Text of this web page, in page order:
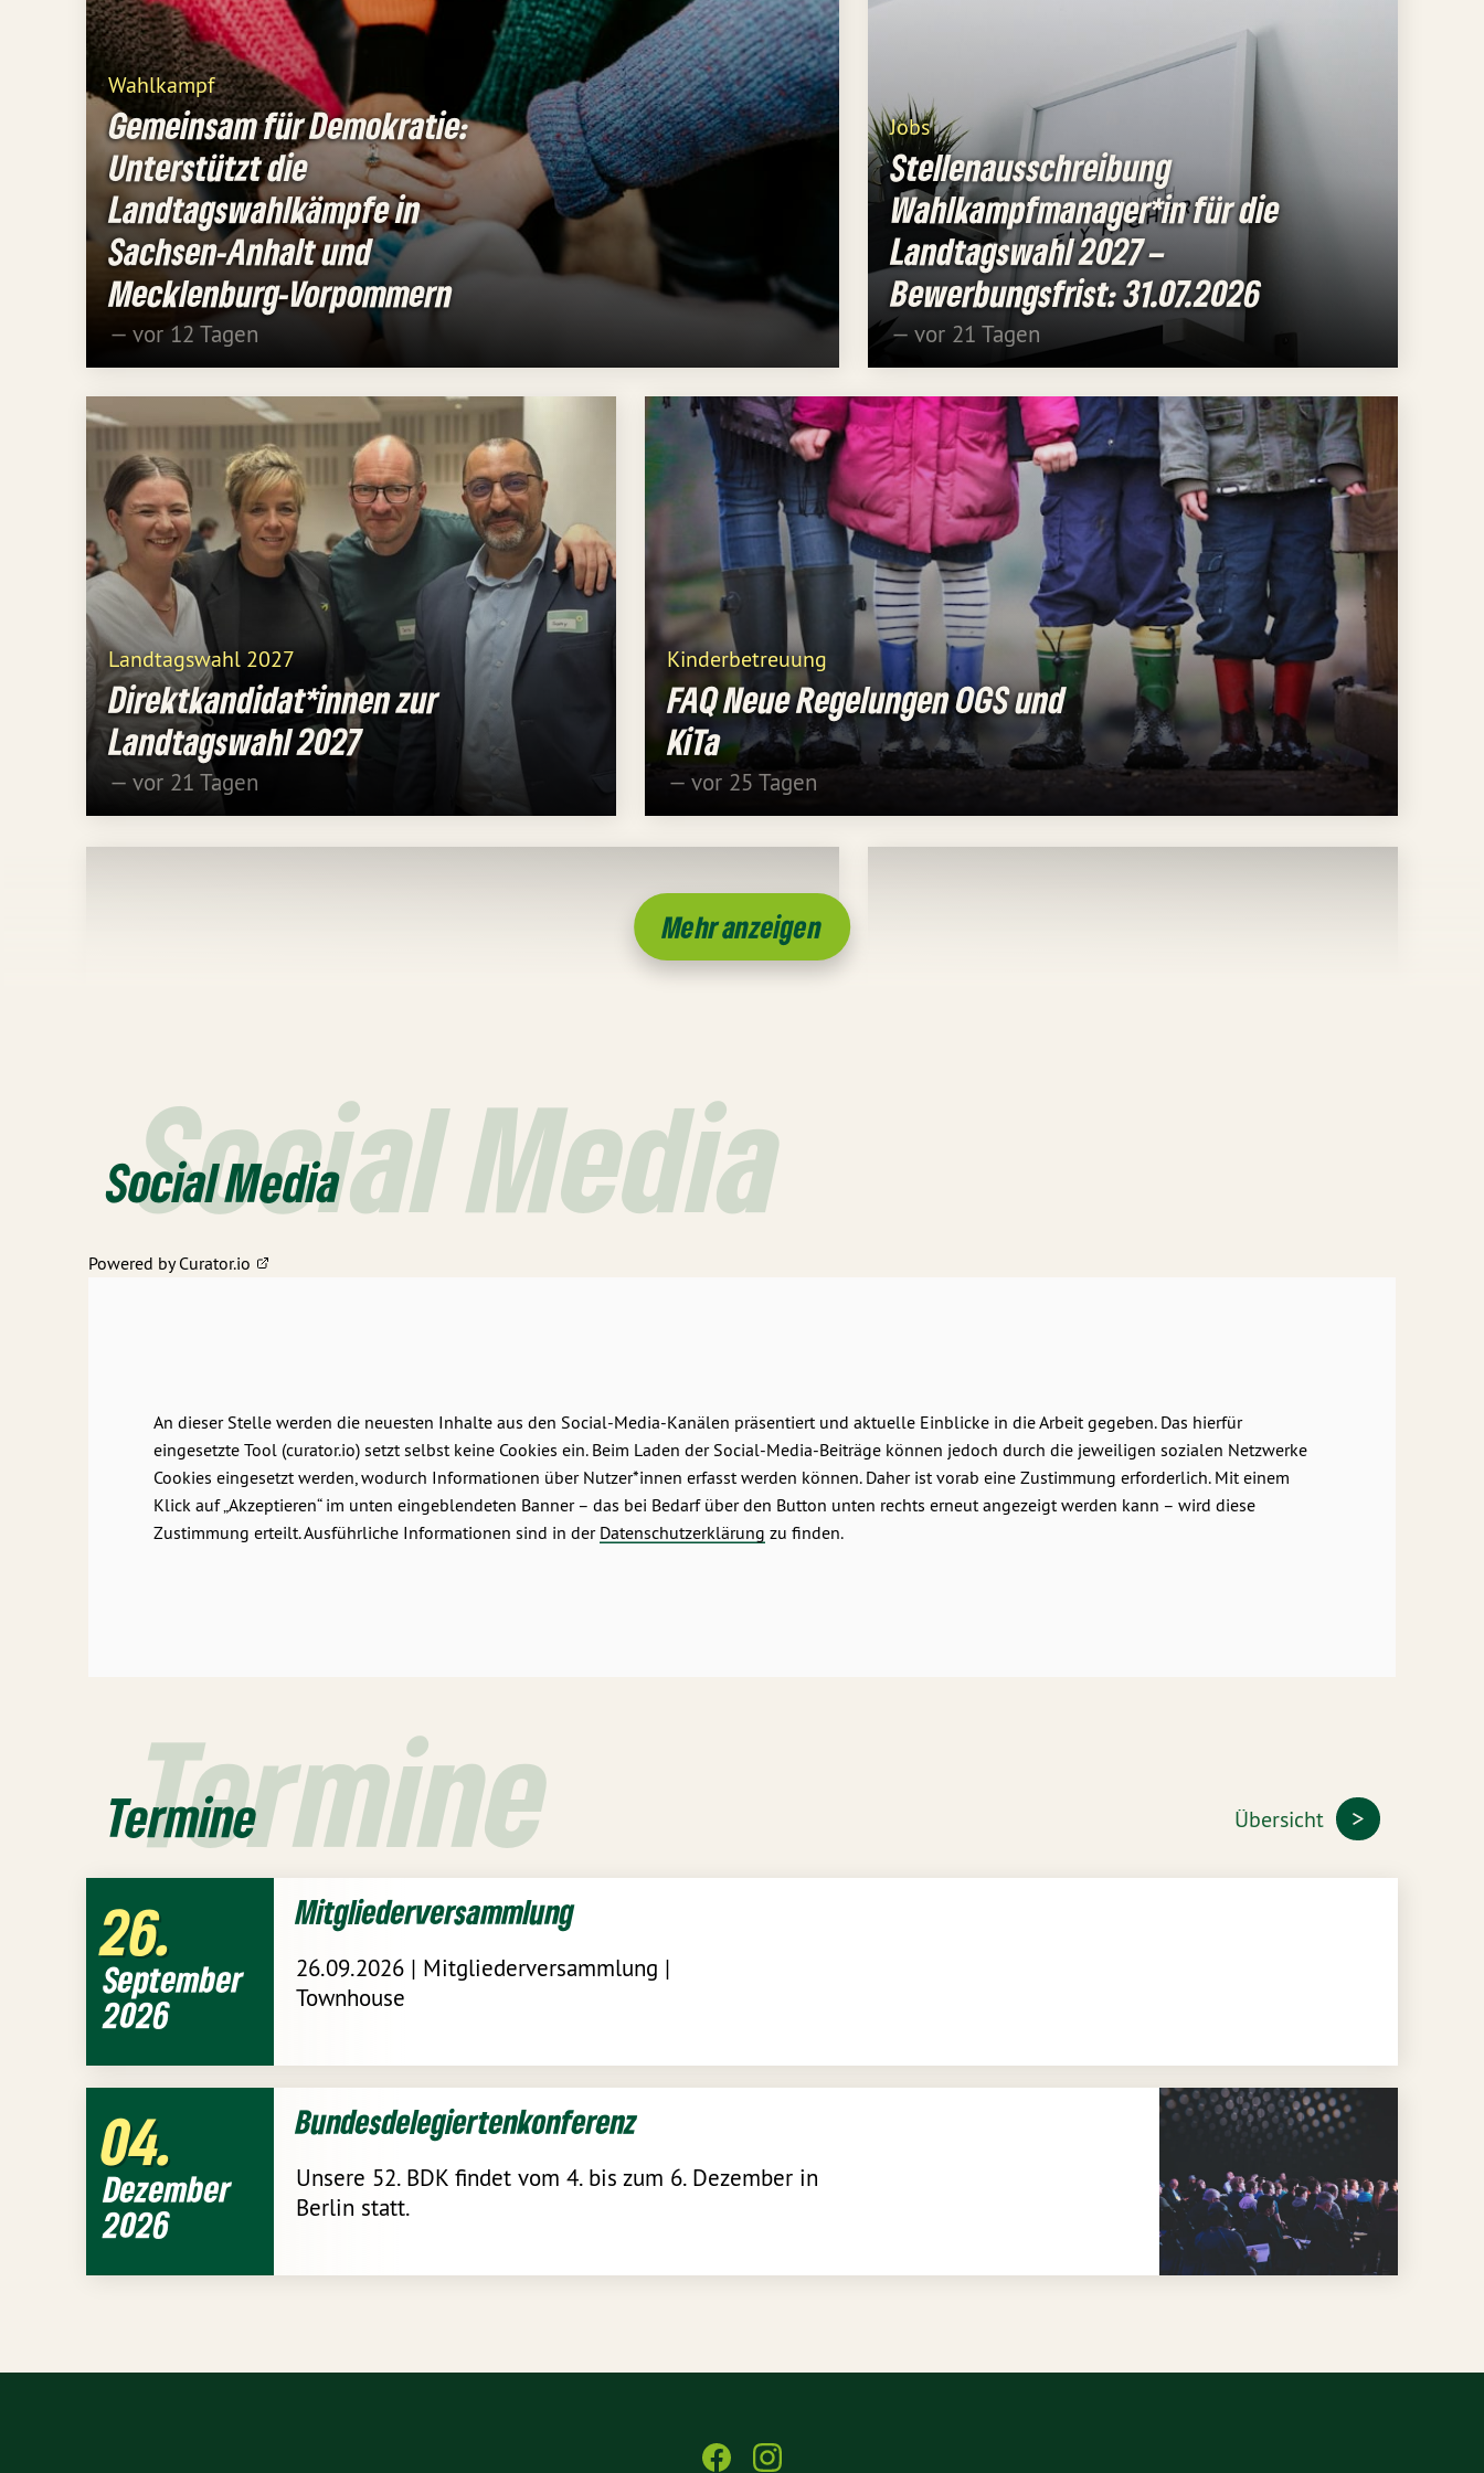
Wahlkampf
Gemeinsam für Demokratie:
Unterstützt die
Landtagswahlkämpfe in
Sachsen-Anhalt und
Mecklenburg-Vorpommern
— vor 12 Tagen
Jobs
Stellenausschreibung
Wahlkampfmanager*in für die
Landtagswahl 2027 –
Bewerbungsfrist: 31.07.2026
— vor 21 Tagen
Landtagswahl 2027
Direktkandidat*innen zur
Landtagswahl 2027
— vor 21 Tagen
Kinderbetreuung
FAQ Neue Regelungen OGS und
KiTa
— vor 25 Tagen
Mehr anzeigen
Social Media
Social Media
Powered by Curator.io
An dieser Stelle werden die neuesten Inhalte aus den Social-Media-Kanälen präsentiert und aktuelle Einblicke in die Arbeit gegeben. Das hierfür
eingesetzte Tool (curator.io) setzt selbst keine Cookies ein. Beim Laden der Social-Media-Beiträge können jedoch durch die jeweiligen sozialen Netzwerke
Cookies eingesetzt werden, wodurch Informationen über Nutzer*innen erfasst werden können. Daher ist vorab eine Zustimmung erforderlich. Mit einem
Klick auf „Akzeptieren“ im unten eingeblendeten Banner – das bei Bedarf über den Button unten rechts erneut angezeigt werden kann – wird diese
Zustimmung erteilt. Ausführliche Informationen sind in der Datenschutzerklärung zu finden.
Termine
Termine Übersicht
26
September
2026
Mitgliederversammlung
26.09.2026 | Mitgliederversammlung |
Townhouse
04
Dezember
2026
Bundesdelegiertenkonferenz
Unsere 52. BDK findet vom 4. bis zum 6. Dezember in
Berlin statt.